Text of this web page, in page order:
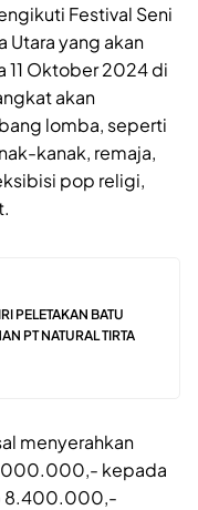
Festival Seni
Utara yang akan
11 Oktober 2024 di
akan
lomba, seperti
kanak, remaja,
pop religi,
PELETAKAN BATU
PT NATURAL TIRTA
menyerahkan
kepada
8.400.000,-